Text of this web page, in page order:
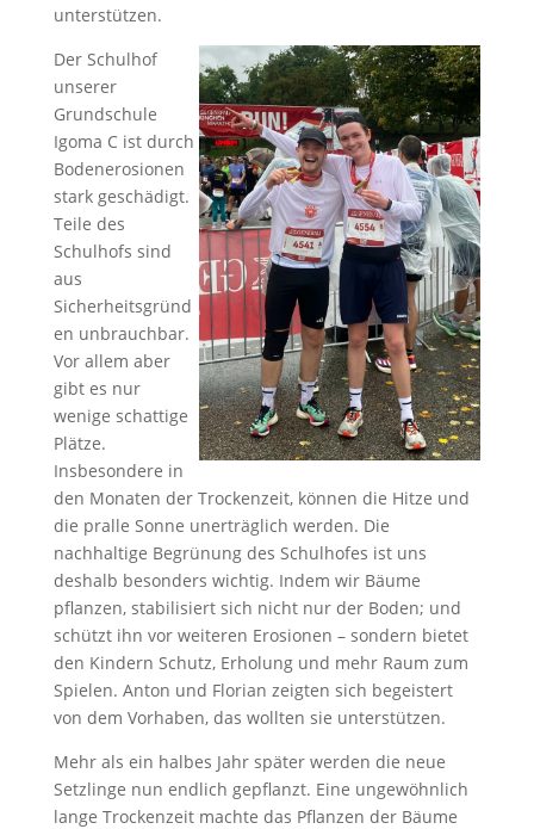
unterstützen.
Der Schulhof
unserer
Grundschule
Igoma C ist durch
Bodenerosionen
stark geschädigt.
Teile des
Schulhofs sind
aus
Sicherheitsgründ
en unbrauchbar.
Vor allem aber
gibt es nur
wenige schattige
Plätze.
Insbesondere in
den Monaten der Trockenzeit, können die Hitze und
die pralle Sonne unerträglich werden. Die
nachhaltige Begrünung des Schulhofes ist uns
deshalb besonders wichtig. Indem wir Bäume
pflanzen, stabilisiert sich nicht nur der Boden; und
schützt ihn vor weiteren Erosionen – sondern bietet
den Kindern Schutz, Erholung und mehr Raum zum
Spielen. Anton und Florian zeigten sich begeistert
von dem Vorhaben, das wollten sie unterstützen.
Mehr als ein halbes Jahr später werden die neue
Setzlinge nun endlich gepflanzt. Eine ungewöhnlich
lange Trockenzeit machte das Pflanzen der Bäume